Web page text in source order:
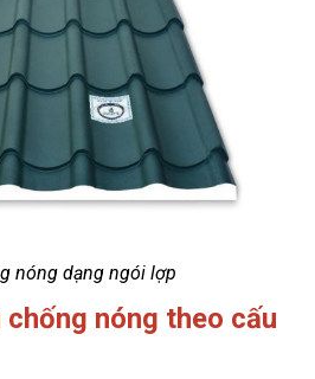
nóng dạng ngói lợp
nóng theo cấu